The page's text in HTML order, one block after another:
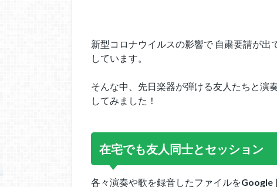
新型コロナウイルスの影響で 自粛要請が
しています。
そんな中、先日楽器が弾ける友人たちと演
してみました！
在宅でも友人同士とセッション
各々演奏や歌を録音したファイルをGoogle